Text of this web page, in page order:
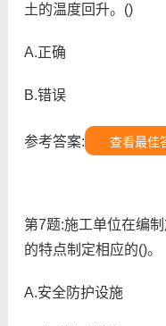
土的温度回升。()
A.正确
B.错误
参考答案: 查看最佳
第7题:施工单位在编
的特点制定相应的()。
A.安全防护设施